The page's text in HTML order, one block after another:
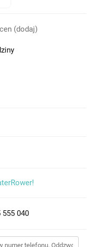
(dodaj)
040